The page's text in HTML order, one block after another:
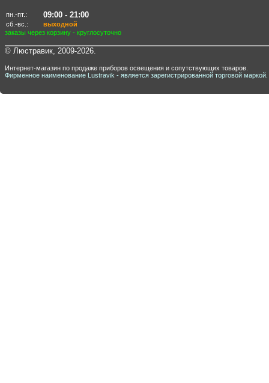
пн.-пт.: 09:00 - 21:00
сб.-вс.:
выходной
заказы через корзину - круглосуточно
© Люстравик, 2009-2026.
Интернет-магазин по продаже приборов освещения и сопутствующих товаров.
Фирменное наименование Lustravik - является зарегистрированной торговой